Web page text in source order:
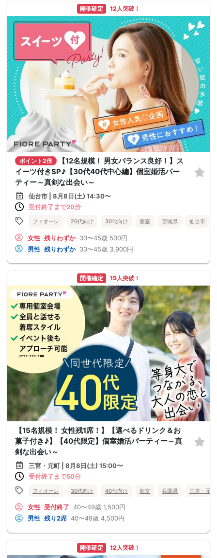
開催確定 12人突破！
ポイント2倍
【12名規模！ 男女バランス良好！】ス
イーツ付きSP♪【30代40代中心編】個室婚活パー
ティー～真剣な出会い～
仙台市 | 8月8日(土) 14:30〜
受付終了まで20分
フィオーレ 20代向け 30代向け 個室 宮城県 仙台市
女性 残りわずか 30〜45歳 500円
男性 残りわずか 30〜45歳 3,900円
開催確定 15人突破！
【15名規模！ 女性残1席！】【選べるドリンク＆お
菓子付き♪】【40代限定】個室婚活パーティー～真
剣な出会い～
三宮・元町 | 8月8日(土) 15:00〜
受付終了まで50分
フィオーレ 30代向け 40代向け 個室 兵庫県 三宮・元町
女性 受付終了 40〜49歳 1,500円
男性 残り2席 40〜49歳 4,500円
開催確定 12人突破！